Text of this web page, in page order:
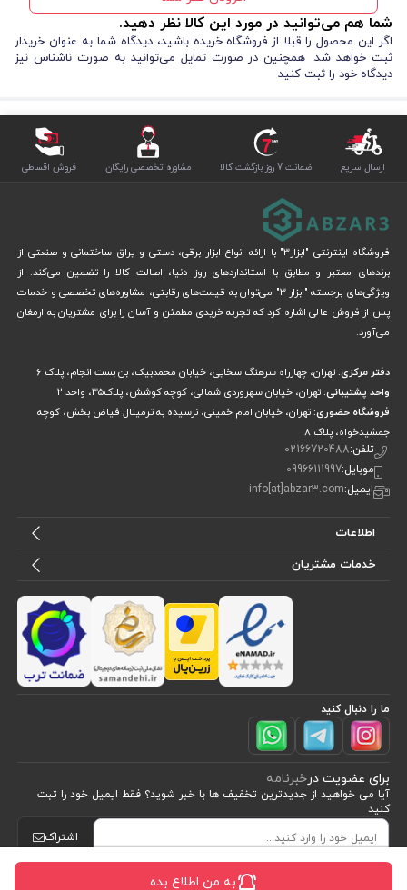
به من اطلاع بده
شما هم می‌توانید در مورد این کالا نظر دهید.
اگر این محصول را قبلا از فروشگاه خریده باشید، دیدگاه شما به عنوان خریدار
ثبت خواهد شد. همچنین در صورت تمایل می‌توانید به صورت ناشناس نیز
دیدگاه خود را ثبت کنید
ارسال سریع ضمانت 7 روز بازگشت کالا مشاوره تخصصی رایگان فروش اقساطی
فروشگاه اینترنتی "ابزار3" با ارائه انواع ابزار برقی، دستی و یراق ساختمانی و صنعتی از
برندهای معتبر و مطابق با استانداردهای روز دنیا، اصالت کالا را تضمین می‌کند. از
ویژگی‌های برجسته "ابزار 3" می‌توان به قیمت‌های رقابتی، مشاوره‌های تخصصی و خدمات
پس از فروش عالی اشاره کرد که تجربه خریدی مطمئن و آسان را برای مشتریان به ارمغان
می‌آورد.
دفتر مرکزی:تهران، چهارراه سرهنگ سخایی، خیابان محمدبیک، بن بست انجام، پلاک 6
واحد پشتیبانی:تهران، خیابان سهروردی شمالی، کوچه کوشش، پلاک۳۵، واحد ۲
فروشگاه حضوری:تهران، خیابان امام خمینی، نرسیده به ترمینال فیاض بخش، کوچه
جمشیدخواه، پلاک ۸
تلفن:02166720488
موبایل:09966111997
ایمیل:info[at]abzar3.com
اطلاعات
خدمات مشتریان
ما را دنبال کنید
برای عضویت درخبرنامه
آیا می خواهید از جدید‌ترین تخفیف‌ ها با‌ خبر شوید؟ فقط ایمیل خود را ثبت
کنید
اشتراک